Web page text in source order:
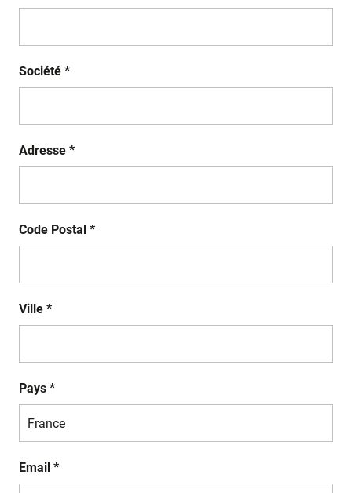
Société *
Adresse *
Code Postal *
Ville *
Pays *
Email *